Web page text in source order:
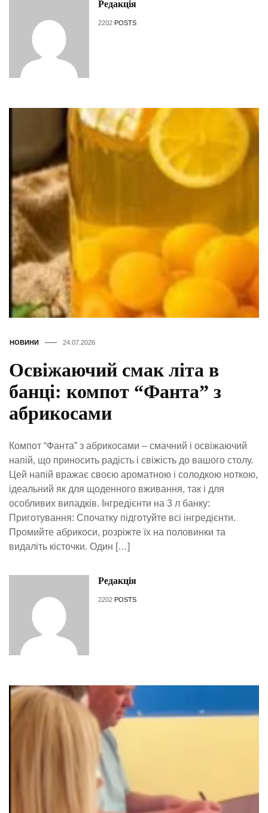
Редакція
2202 POSTS
НОВИНИ 24.07.2026
Освіжаючий смак літа в
банці: компот “Фанта” з
абрикосами
Компот “Фанта” з абрикосами – смачний і освіжаючий
напій, що приносить радість і свіжість до вашого столу.
Цей напій вражає своєю ароматною і солодкою ноткою,
ідеальний як для щоденного вживання, так і для
особливих випадків. Інгредієнти на 3 л банку:
Приготування: Спочатку підготуйте всі інгредієнти.
Промийте абрикоси, розріжте їх на половинки та
видаліть кісточки. Один […]
Редакція
2202 POSTS